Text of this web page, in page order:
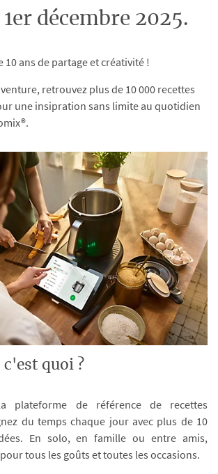
décembre 2025.
10 ans de partage et créativité !
retrouvez plus de 10 000 recettes
une insipration sans limite au quotidien
quoi ?
plateforme de référence de recettes
du temps chaque jour avec plus de 10
En solo, en famille ou entre amis,
tous les goûts et toutes les occasions.